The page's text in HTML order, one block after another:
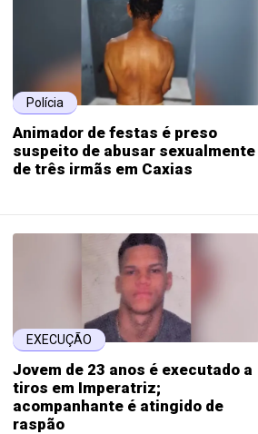
Polícia
Animador de festas é preso
suspeito de abusar sexualmente
de três irmãs em Caxias
EXECUÇÃO
Jovem de 23 anos é executado a
tiros em Imperatriz;
acompanhante é atingido de
raspão